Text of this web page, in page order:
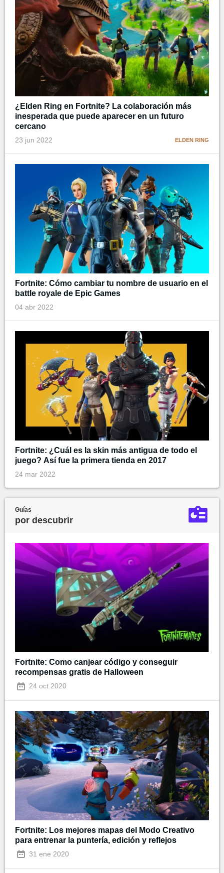
¿Elden Ring en Fortnite? La colaboración más
inesperada que puede aparecer en un futuro
cercano
23 jun 2022 ELDEN RING
Fortnite: Cómo cambiar tu nombre de usuario en el
battle royale de Epic Games
04 abr 2022
Fortnite: ¿Cuál es la skin más antigua de todo el
juego? Así fue la primera tienda en 2017
24 mar 2022
Guías
por descubrir
Fortnite: Como canjear código y conseguir
recompensas gratis de Halloween
24 oct 2020
Fortnite: Los mejores mapas del Modo Creativo
para entrenar la puntería, edición y reflejos
31 ene 2020